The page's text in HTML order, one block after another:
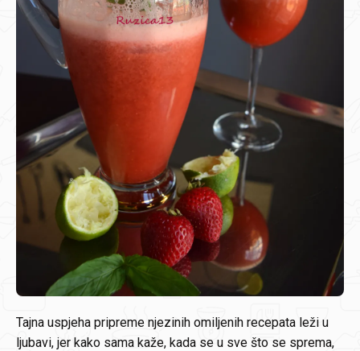
Tajna uspjeha pripreme njezinih omiljenih recepata leži u
ljubavi, jer kako sama kaže, kada se u sve što se sprema,